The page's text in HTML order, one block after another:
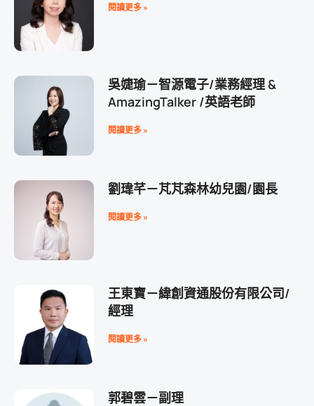
閱讀更多 »
吳婕瑜－智源電子/業務經理 &
AmazingTalker /英語老師
閱讀更多 »
劉瑋芊－芃芃森林幼兒園/園長
閱讀更多 »
王東寶－緯創資通股份有限公司/
經理
閱讀更多 »
郭碧雲－副理